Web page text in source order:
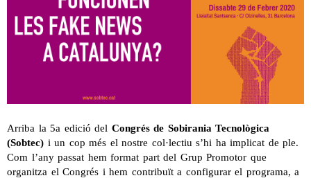
Arriba la 5a edició del Congrés de Sobirania Tecnològica
(Sobtec) i un cop més el nostre col·lectiu s’hi ha implicat de ple.
Com l’any passat hem format part del Grup Promotor que
organitza el Congrés i hem contribuït a configurar el programa, a